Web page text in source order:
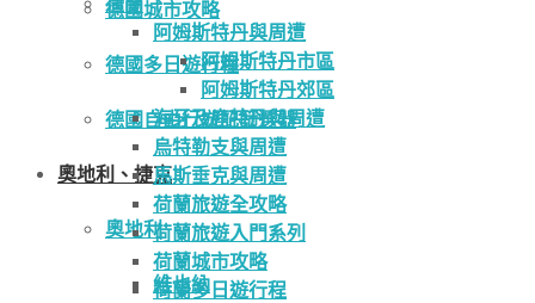
德國城市攻略
德國多日遊行程
德國自由行遊記篩選器
奧地利、捷克
奧地利
維也納
阿姆斯特丹與周遭
阿姆斯特丹市區
阿姆斯特丹郊區
海牙及鹿特丹與周遭
烏特勒支與周遭
馬斯垂克與周遭
荷蘭旅遊全攻略
荷蘭旅遊入門系列
荷蘭城市攻略
荷蘭多日遊行程